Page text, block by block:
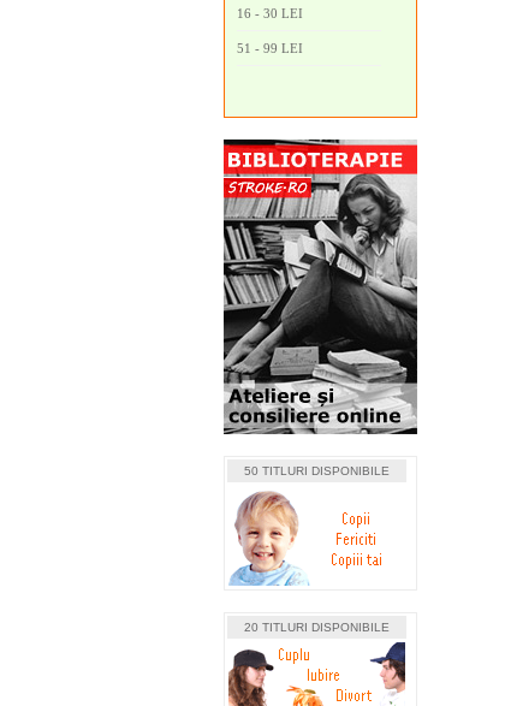
16 - 30 LEI
51 - 99 LEI
50 TITLURI DISPONIBILE
20 TITLURI DISPONIBILE